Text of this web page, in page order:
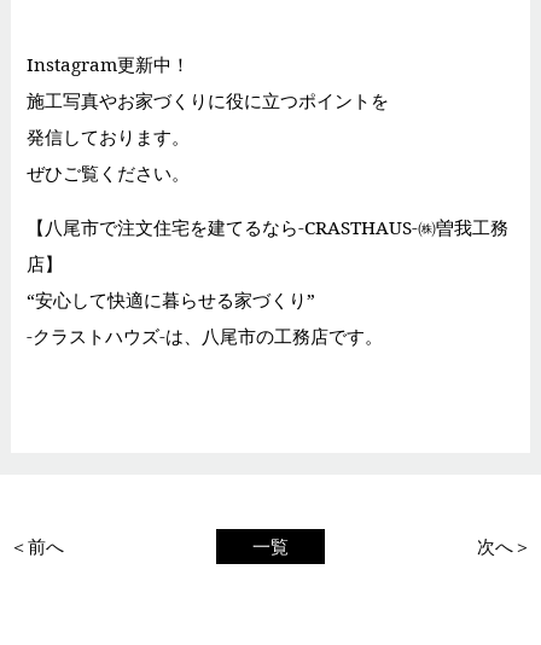
Instagram更新中！
施工写真やお家づくりに役に立つポイントを
発信しております。
ぜひご覧ください。
【八尾市で注文住宅を建てるなら-CRASTHAUS-㈱曽我工務
店】
“安心して快適に暮らせる家づくり”
-クラストハウズ-は、八尾市の工務店です。
一覧
＜前へ 次へ＞